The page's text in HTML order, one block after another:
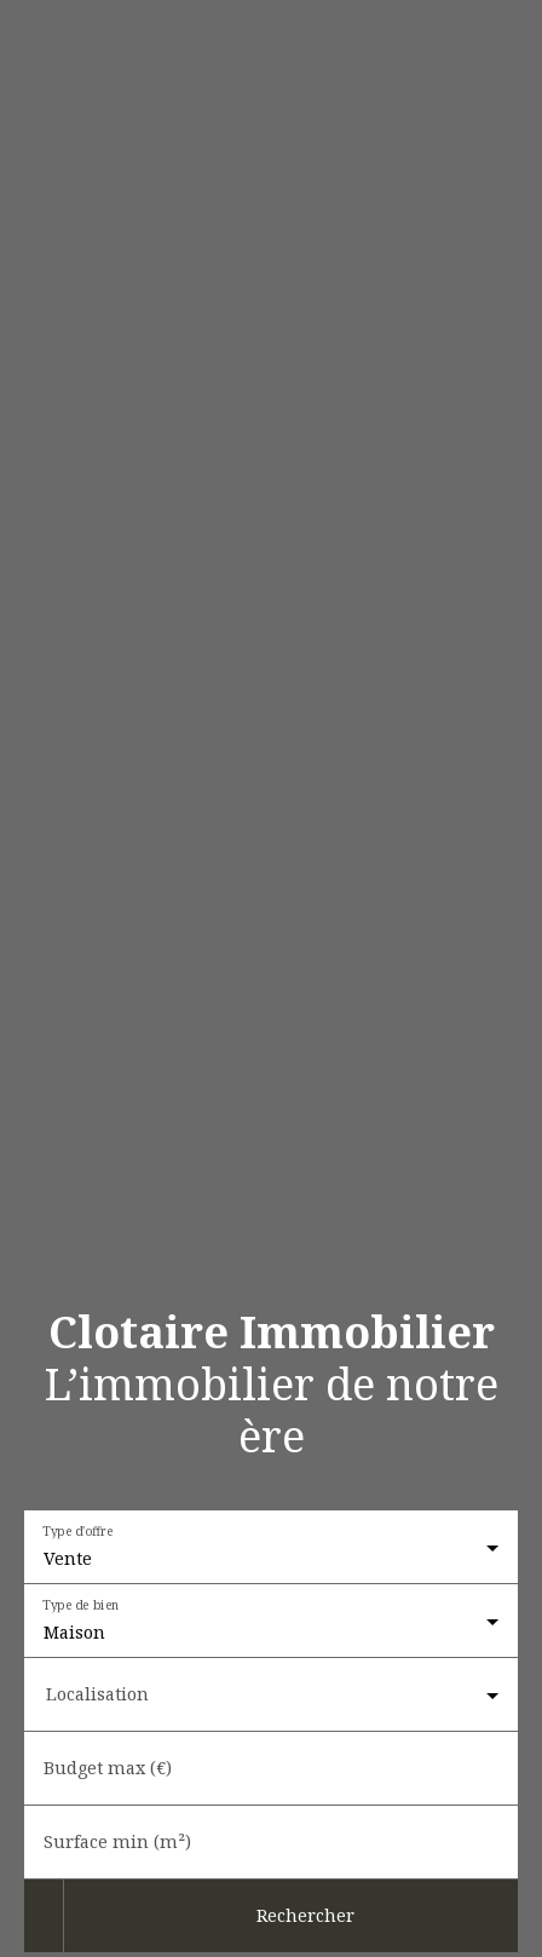
Clotaire Immobilier
L’immobilier de notre
ère
Vente
Type d'offre
Maison
Type de bien
Localisation
Budget max (€)
Surface min (m²)
Rechercher